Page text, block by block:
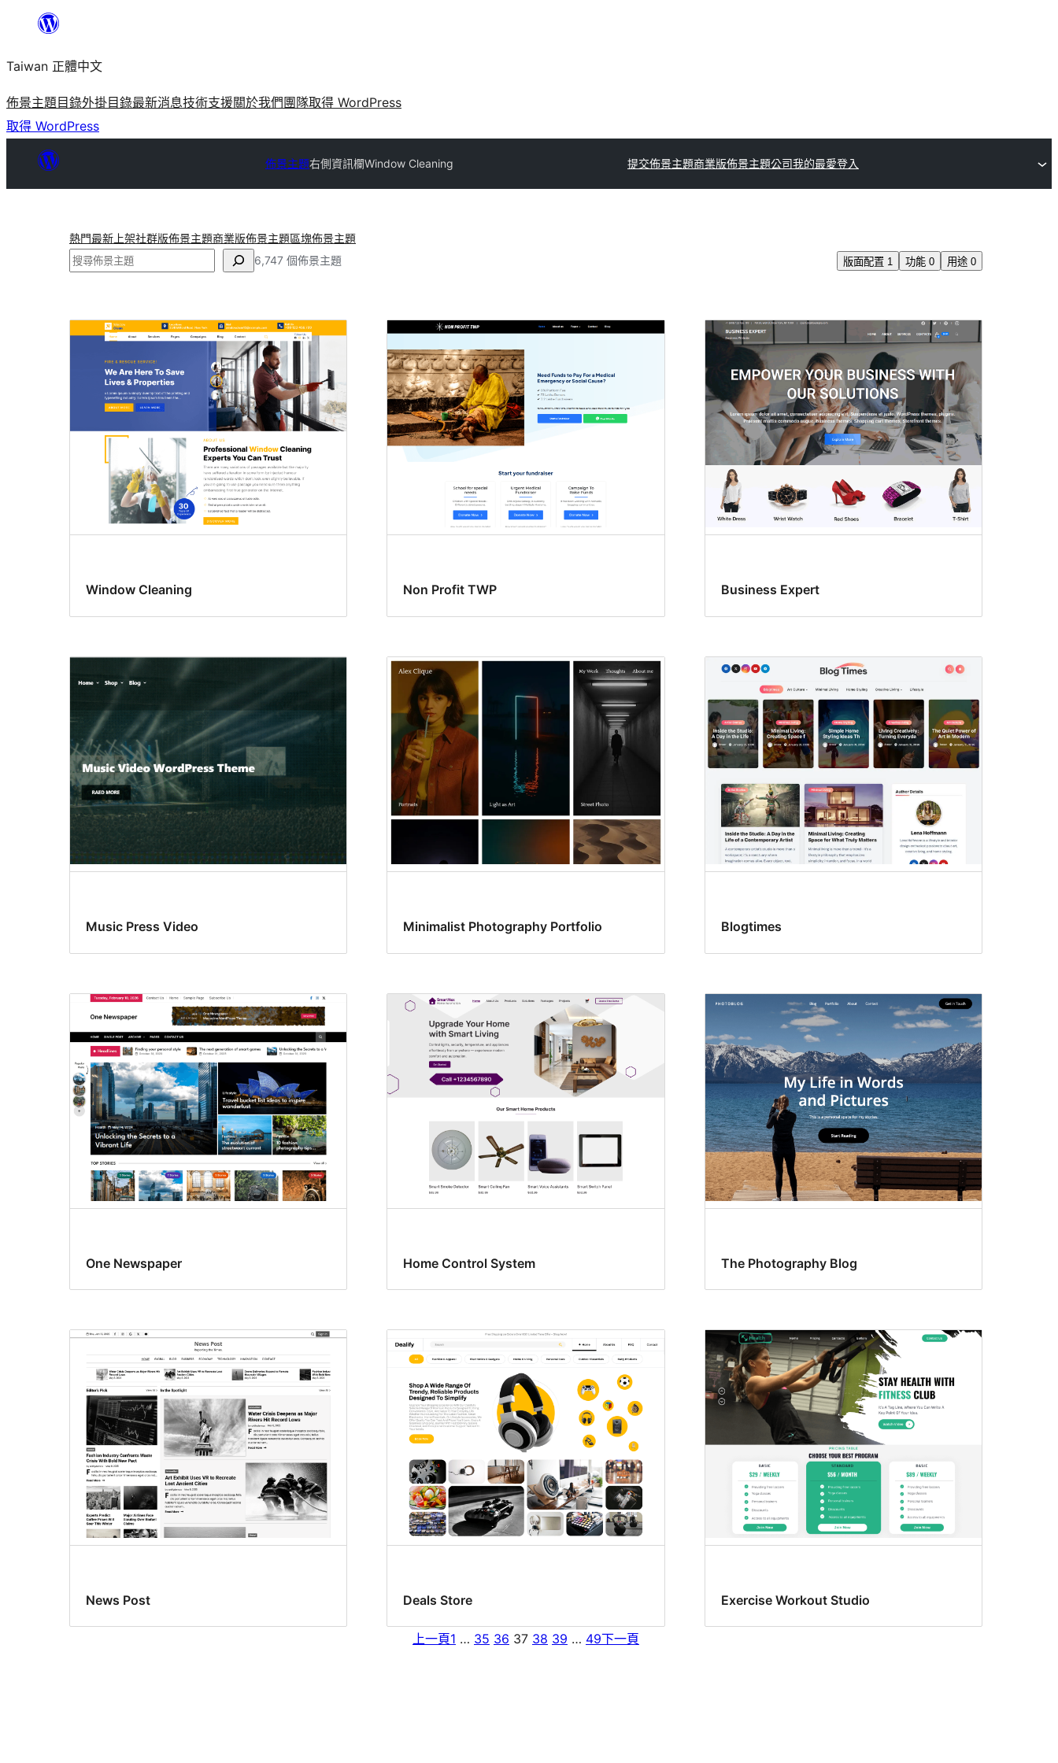
主
要
內
容
Taiwan 正體中文
佈景主題目錄外掛目錄最新消息技術支援關於我們 團隊取得 WordPress
取得 WordPress
佈景主題右側資訊欄Window Cleaning 提交佈景主題商業版佈景主題公司我的最愛登入
熱門最新上架社群版佈景主題商業版佈景主題區塊佈景主題
搜
6,747 個佈景主題 版面配置 1 功能 0 用途 0
Window Cleaning Non Profit TWP Business Expert
Music Press Video Minimalist Photography Portfolio Blogtimes
One Newspaper Home Control System The Photography Blog
News Post Deals Store Exercise Workout Studio
上一頁1 … 35 36 37 38 39 … 49下一頁